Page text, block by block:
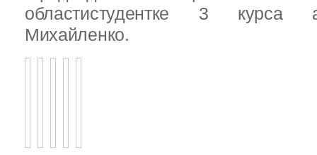
областистудентке 3 курса
Михайленко.